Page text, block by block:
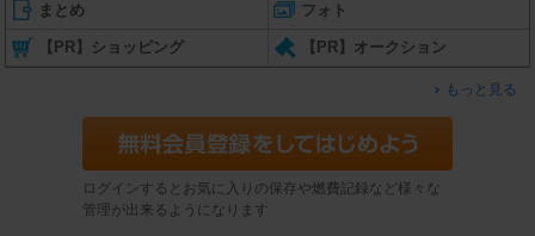
まとめ フォト
【PR】ショッピング 【PR】オークション
もっと見る
ログインするとお気に入りの保存や燃費記録など様々な
管理が出来るようになります